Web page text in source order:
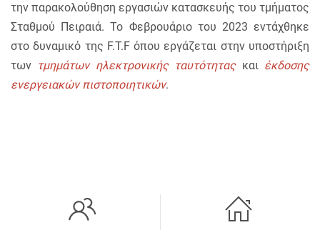
την παρακολούθηση εργασιών κατασκευής του τμήματος
Σταθμού Πειραιά. Το Φεβρουάριο του 2023 εντάχθηκε
στο δυναμικό της F.T.F όπου εργάζεται στην υποστήριξη
των τμημάτων ηλεκτρονικής ταυτότηταςκαι έκδοσης
ενεργειακών πιστοποιητικών.